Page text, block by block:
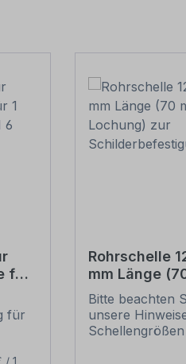
für
M
für
/ 1
Rohrschelle
mm Länge
Lochung) zur
Bitte beachten
unsere